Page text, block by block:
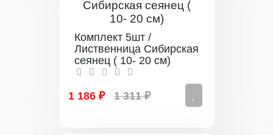
Комплект 5шт /
Лиственница Сибирская
сеянец ( 10- 20 см)
1 186 ₽ 1 311 ₽